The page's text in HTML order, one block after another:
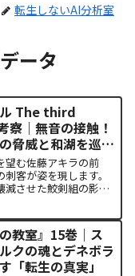
転生しないAI分析室
ータ
ル The third
｜無音の接触！
脅威と和湖を巡る
望む佐藤アキラの前
客が姿を現します。
滅させた鮫剣組の影に
て極限の戦場へと変貌
くの読者が...
教室』15巻｜ス
クの魂とデネボラ
「転生の真実」